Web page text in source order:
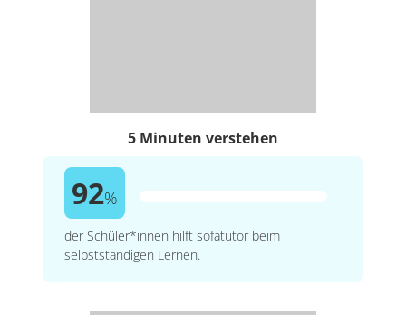
5 Minuten verstehen
92%
der Schüler*innen hilft sofatutor beim
selbstständigen Lernen.